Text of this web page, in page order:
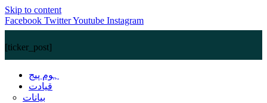
Skip to content
Facebook TwitterYoutube Instagram
[ticker_post]
ہوم پیج
قیادت
بیانات